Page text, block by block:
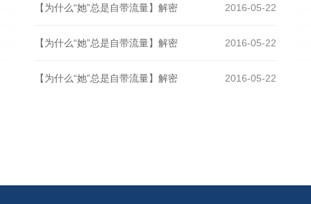
2016-05-22
【为什么“她”总是自带流量】解密
2016-05-22
【为什么“她”总是自带流量】解密
2016-05-22
【为什么“她”总是自带流量】解密